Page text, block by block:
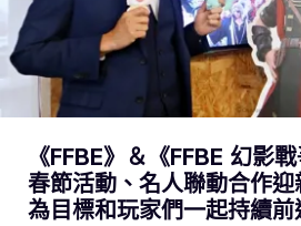
《FFBE》＆《FFBE 幻影
春節活動、名人聯動合作
為目標和玩家們一起持續前